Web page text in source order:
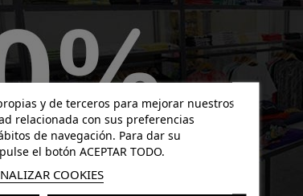
y de terceros para mejorar nuestros
relacionada con sus preferencias
de navegación. Para dar su
el botón ACEPTAR TODO.
COOKIES